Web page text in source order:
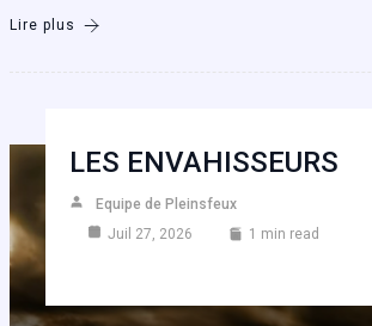
Lire plus
LES ENVAHISSEURS
Equipe de Pleinsfeux
Juil 27, 2026
1 min read